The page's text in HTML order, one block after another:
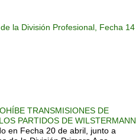
la División Profesional, Fecha 14
TRANSMISIONES DE
PARTIDOS DE WILSTERMANN
en Fecha 20 de abril, junto a